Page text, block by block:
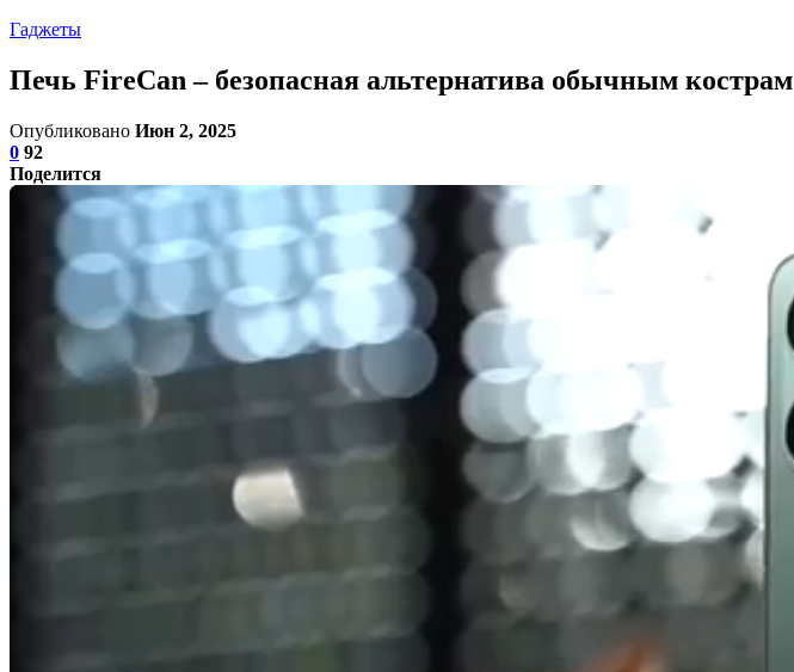
Гаджеты
Печь FireCan – безопасная альтернатива обычным кострам
Опубликовано Июн 2, 2025
0 92
Поделится